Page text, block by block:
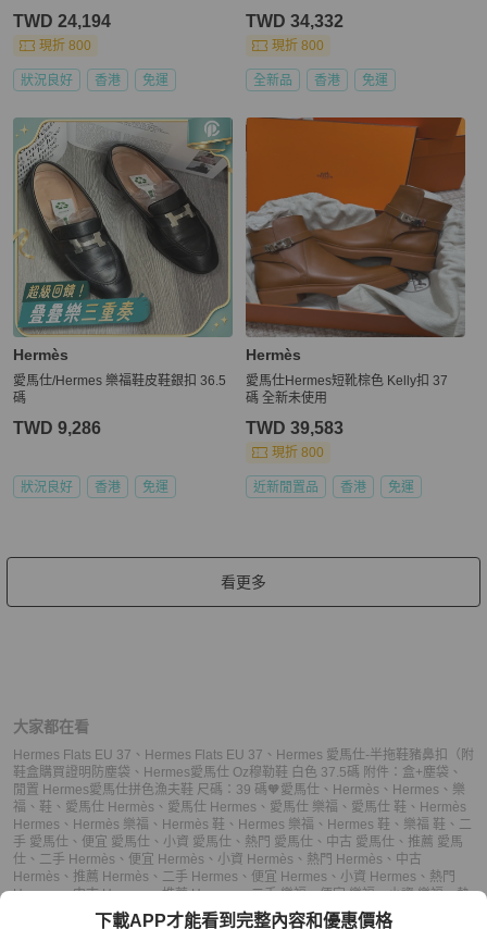
TWD 24,194
現折 800
狀況良好 香港 免運
TWD 34,332
現折 800
全新品 香港 免運
Hermès
愛馬仕/Hermes 樂福鞋皮鞋銀扣 36.5
碼
TWD 9,286
狀況良好 香港 免運
Hermès
愛馬仕Hermes短靴棕色 Kelly扣 37
碼 全新未使用
TWD 39,583
現折 800
近新閒置品 香港 免運
看更多
大家都在看
Hermes Flats EU 37 、 Hermes Flats EU 37 、 Hermes 愛馬仕-半拖鞋豬鼻扣（附
鞋盒購買證明防塵袋 、 Hermes愛馬仕 Oz穆勒鞋 白色 37.5碼 附件：盒+塵袋 、
閒置 Hermes愛馬仕拼色漁夫鞋 尺碼：39 碼🧡 愛馬仕 、 Hermès 、 Hermes 、 樂
福 、 鞋 、 愛馬仕 Hermès 、 愛馬仕 Hermes 、 愛馬仕 樂福 、 愛馬仕 鞋 、 Hermès
Hermes 、 Hermès 樂福 、 Hermès 鞋 、 Hermes 樂福 、 Hermes 鞋 、 樂福 鞋 、 二
手 愛馬仕 、 便宜 愛馬仕 、 小資 愛馬仕 、 熱門 愛馬仕 、 中古 愛馬仕 、 推薦 愛馬
仕 、 二手 Hermès 、 便宜 Hermès 、 小資 Hermès 、 熱門 Hermès 、 中古
Hermès 、 推薦 Hermès 、 二手 Hermes 、 便宜 Hermes 、 小資 Hermes 、 熱門
Hermes、中古 Hermes、推薦 Hermes、二手 樂福、便宜 樂福、小資 樂福、熱
中古 樂福、推薦 樂福、二手 鞋、便宜 鞋、小資 鞋、熱門 鞋
下載APP才能看到完整內容和優惠價格